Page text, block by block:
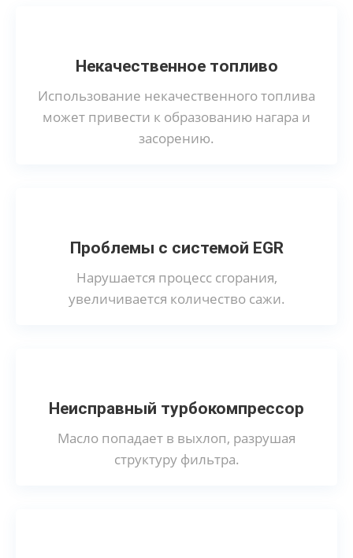
Некачественное топливо
Использование некачественного топлива
может привести к образованию нагара и
засорению.
Проблемы с системой EGR
Нарушается процесс сгорания,
увеличивается количество сажи.
Неисправный турбокомпрессор
Масло попадает в выхлоп, разрушая
структуру фильтра.